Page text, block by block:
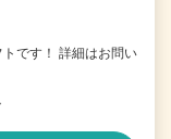
です！ 詳細はお問い